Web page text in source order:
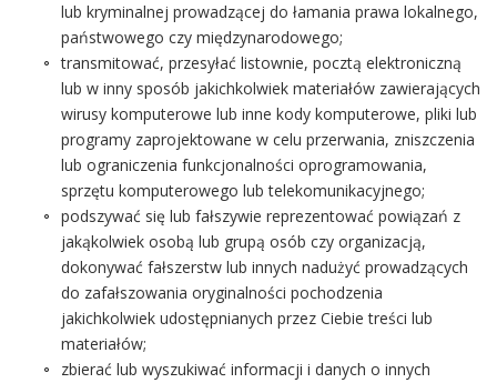
lub kryminalnej prowadzącej do łamania prawa lokalnego,
państwowego czy międzynarodowego;
transmitować, przesyłać listownie, pocztą elektroniczną
lub w inny sposób jakichkolwiek materiałów zawierających
wirusy komputerowe lub inne kody komputerowe, pliki lub
programy zaprojektowane w celu przerwania, zniszczenia
lub ograniczenia funkcjonalności oprogramowania,
sprzętu komputerowego lub telekomunikacyjnego;
podszywać się lub fałszywie reprezentować powiązań z
jakąkolwiek osobą lub grupą osób czy organizacją,
dokonywać fałszerstw lub innych nadużyć prowadzących
do zafałszowania oryginalności pochodzenia
jakichkolwiek udostępnianych przez Ciebie treści lub
materiałów;
zbierać lub wyszukiwać informacji i danych o innych